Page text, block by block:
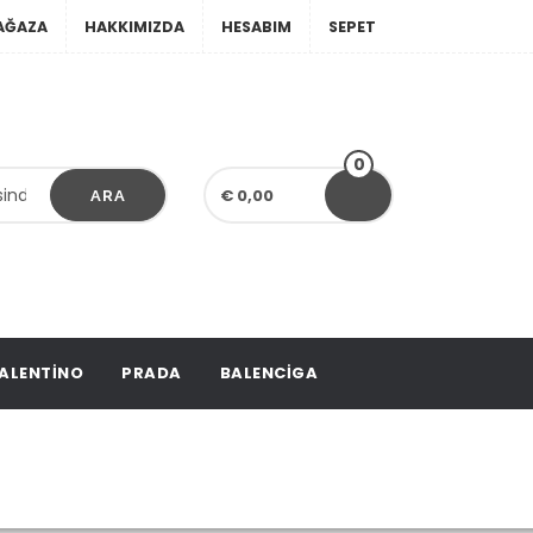
HAKKIMIZDA HESABIM SEPET
ARA € 0,00
0
PRADA BALENCIGA